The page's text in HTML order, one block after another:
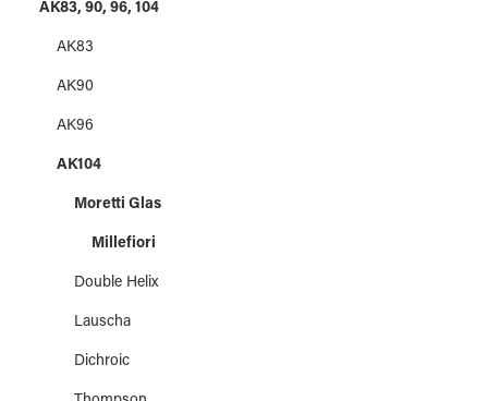
AK83, 90, 96, 104
AK83
AK90
AK96
AK104
Moretti Glas
Millefiori
Double Helix
Lauscha
Dichroic